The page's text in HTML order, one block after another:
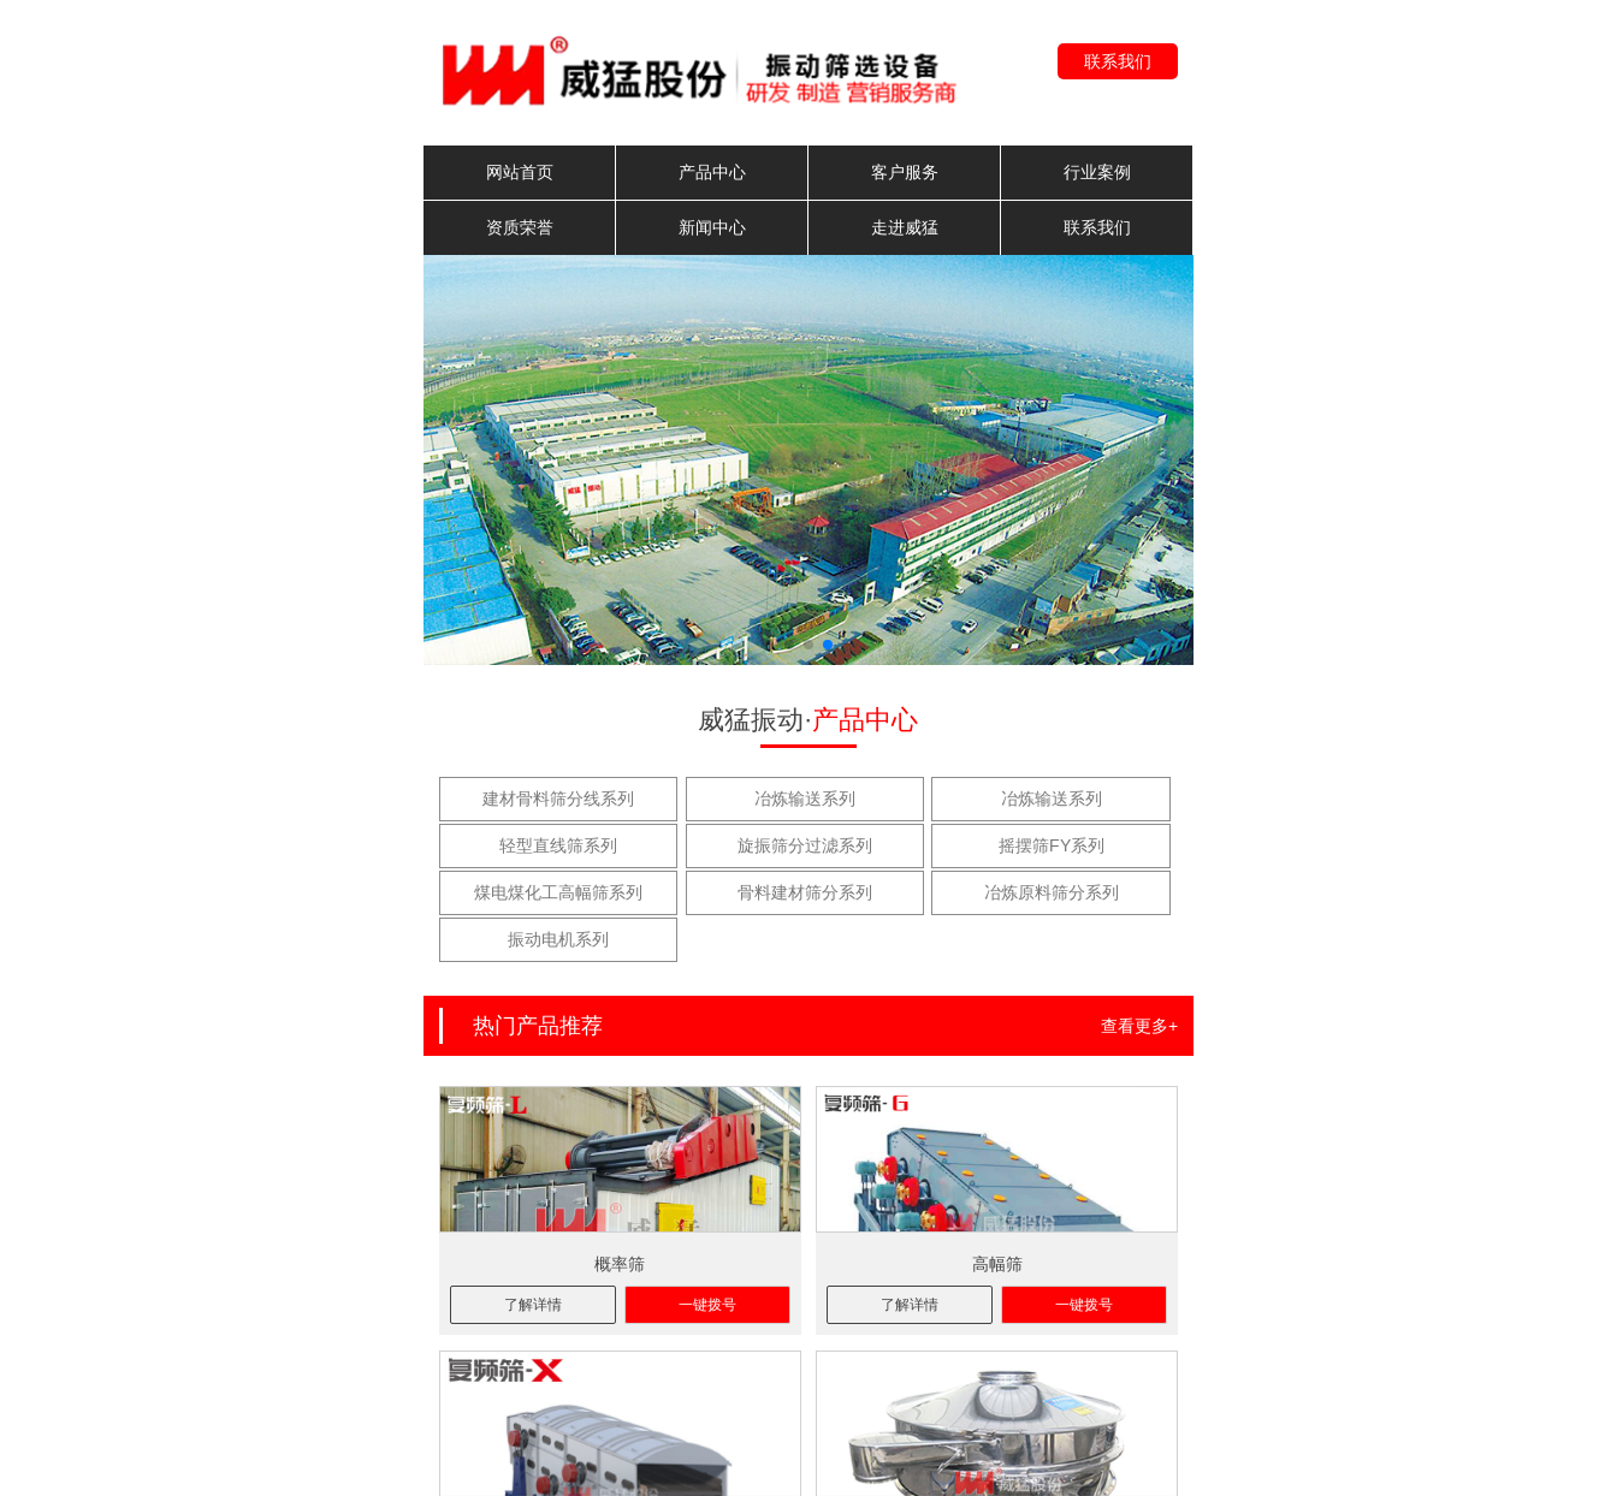
联系我们
网站首页 产品中心 客户服务 行业案例
资质荣誉 新闻中心 走进威猛 联系我们
威猛振动·产品中心
建材骨料筛分线系列 冶炼输送系列 冶炼输送系列
轻型直线筛系列 旋振筛分过滤系列 摇摆筛FY系列
煤电煤化工高幅筛系列 骨料建材筛分系列 冶炼原料筛分系列
振动电机系列
热门产品推荐 查看更多+
概率筛
了解详情 一键拨号
高幅筛
了解详情 一键拨号